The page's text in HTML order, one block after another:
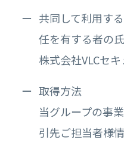
共同して利用す
任を有する者の
株式会社VLCセキ
取得方法
当グループの事
引先ご担当者様